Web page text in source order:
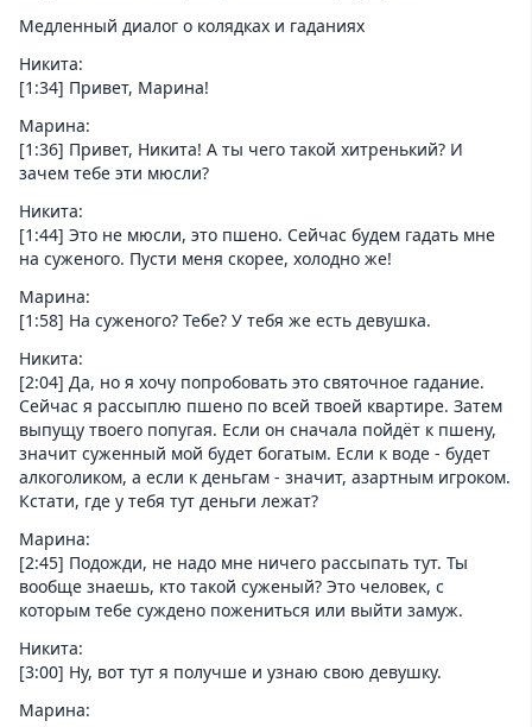
Медленный диалог о колядках и гаданиях
Никита:
[1:34] Привет, Марина!
Марина:
[1:36] Привет, Никита! А ты чего такой хитренький? И
зачем тебе эти мюсли?
Никита:
[1:44] Это не мюсли, это пшено. Сейчас будем гадать мне
на суженого. Пусти меня скорее, холодно же!
Марина:
[1:58] На суженого? Тебе? У тебя же есть девушка.
Никита:
[2:04] Да, но я хочу попробовать это святочное гадание.
Сейчас я рассыплю пшено по всей твоей квартире. Затем
выпущу твоего попугая. Если он сначала пойдёт к пшену,
значит суженный мой будет богатым. Если к воде - будет
алкоголиком, а если к деньгам - значит, азартным игроком.
Кстати, где у тебя тут деньги лежат?
Марина:
[2:45] Подожди, не надо мне ничего рассыпать тут. Ты
вообще знаешь, кто такой суженый? Это человек, с
которым тебе суждено пожениться или выйти замуж.
Никита:
[3:00] Ну, вот тут я получше и узнаю свою девушку.
Марина: